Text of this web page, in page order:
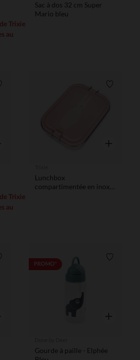
Trixie
au
Sac à dos 32 cm Super
Mario bleu
rapide
Trixie
au
Aperçu
Lunchbox
compartimentée en inox
Liste de souhaits
rapide
PROMO*
Aperçu
Gourde à paille - Elphée